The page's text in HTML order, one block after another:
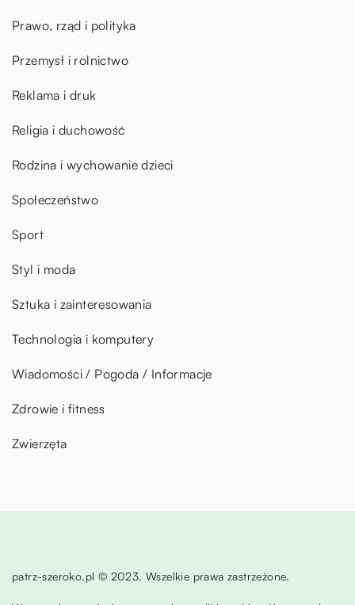
Prawo, rząd i polityka
Przemysł i rolnictwo
Reklama i druk
Religia i duchowość
Rodzina i wychowanie dzieci
Społeczeństwo
Sport
Styl i moda
Sztuka i zainteresowania
Technologia i komputery
Wiadomości / Pogoda / Informacje
Zdrowie i fitness
Zwierzęta
patrz-szeroko.pl © 2023. Wszelkie prawa zastrzeżone.